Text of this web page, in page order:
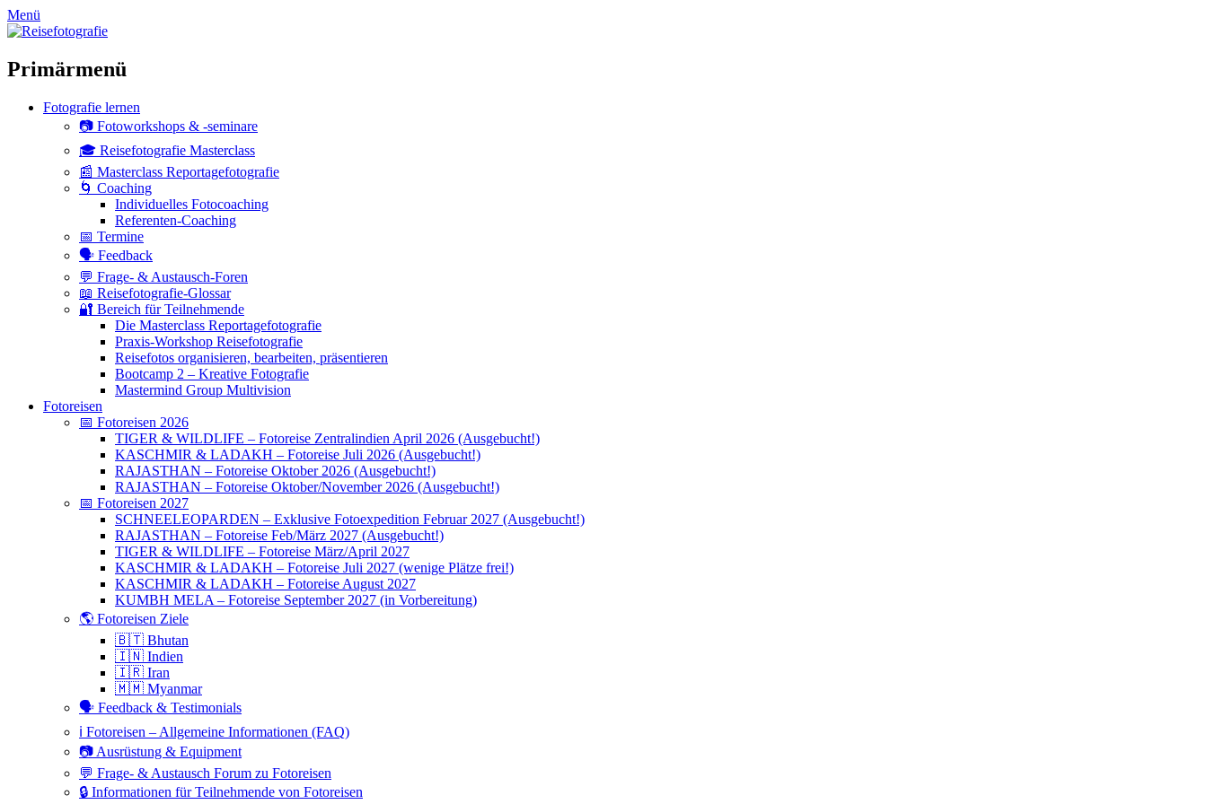
zum
Inhalt
Menü
Primärmenü
Fotografie lernen
📷 Fotoworkshops & -seminare
🎓 Reisefotografie Masterclass
📰 Masterclass Reportagefotografie
🌀 Coaching
Individuelles Fotocoaching
Referenten-Coaching
📅 Termine
🗣 Feedback
💬 Frage- & Austausch-Foren
📖 Reisefotografie-Glossar
🔐 Bereich für Teilnehmende
Die Masterclass Reportagefotografie
Praxis-Workshop Reisefotografie
Reisefotos organisieren, bearbeiten, präsentieren
Bootcamp 2 – Kreative Fotografie
Mastermind Group Multivision
Fotoreisen
📅 Fotoreisen 2026
TIGER & WILDLIFE – Fotoreise Zentralindien April 2026 (Ausgebucht!)
KASCHMIR & LADAKH – Fotoreise Juli 2026 (Ausgebucht!)
RAJASTHAN – Fotoreise Oktober 2026 (Ausgebucht!)
RAJASTHAN – Fotoreise Oktober/November 2026 (Ausgebucht!)
📅 Fotoreisen 2027
SCHNEELEOPARDEN – Exklusive Fotoexpedition Februar 2027 (Ausgebucht!)
RAJASTHAN – Fotoreise Feb/März 2027 (Ausgebucht!)
TIGER & WILDLIFE – Fotoreise März/April 2027
KASCHMIR & LADAKH – Fotoreise Juli 2027 (wenige Plätze frei!)
KASCHMIR & LADAKH – Fotoreise August 2027
KUMBH MELA – Fotoreise September 2027 (in Vorbereitung)
🌎 Fotoreisen Ziele
🇧🇹 Bhutan
🇮🇳 Indien
🇮🇷 Iran
🇲🇲 Myanmar
🗣 Feedback & Testimonials
ℹ️ Fotoreisen – Allgemeine Informationen (FAQ)
📷 Ausrüstung & Equipment
💬 Frage- & Austausch Forum zu Fotoreisen
🔒 Informationen für Teilnehmende von Fotoreisen